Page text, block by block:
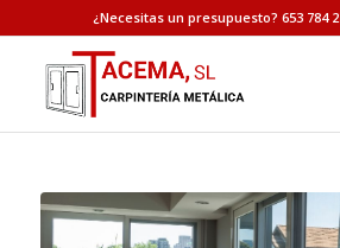
¿Necesitas un presupuesto? 653 784